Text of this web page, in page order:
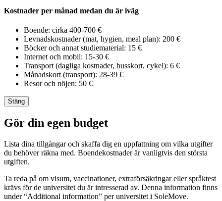
Kostnader per månad medan du är iväg
Boende: cirka 400-700 €
Levnadskostnader (mat, hygien, meal plan): 200 €
Böcker och annat studiematerial: 15 €
Internet och mobil: 15-30 €
Transport (dagliga kostnader, busskort, cykel): 6 €
Månadskort (transport): 28-39 €
Resor och nöjen: 50 €
Stäng
Gör din egen budget
Lista dina tillgångar och skaffa dig en uppfattning om vilka utgifter
du behöver räkna med. Boendekostnader är vanligtvis den största
utgiften.
Ta reda på om visum, vaccinationer, extraförsäkringar eller språktest
krävs för de universitet du är intresserad av. Denna information finns
under “Additional information” per universitet i SoleMove.